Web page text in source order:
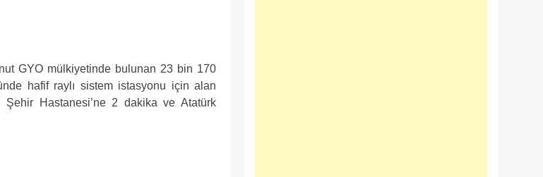
GYO mülkiyetinde bulunan 23 bin 170
hafif raylı sistem istasyonu için alan
Hastanesi’ne 2 dakika ve Atatürk